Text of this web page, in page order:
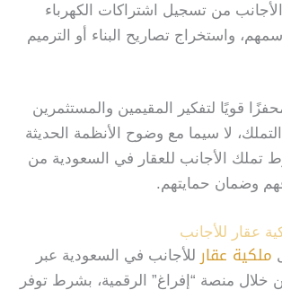
من تسجيل اشتراكات الكهرباء
واستخراج تصاريح البناء أو الترميم
قويًا لتفكير المقيمين والمستثمرين
لا سيما مع وضوح الأنظمة الحديثة
تملك الأجانب للعقار في السعودية من
وضمان حمايتهم.
عقار للأجانب
ملكية عقار للأجانب في السعودية عبر
خلال منصة “إفراغ” الرقمية، بشرط توفر